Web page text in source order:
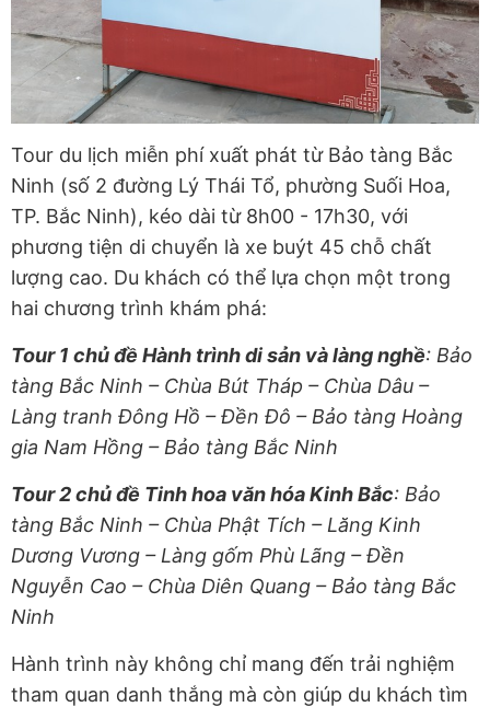
Tour du lịch miễn phí xuất phát từ Bảo tàng Bắc
Ninh (số 2 đường Lý Thái Tổ, phường Suối Hoa,
TP. Bắc Ninh), kéo dài từ 8h00 - 17h30, với
phương tiện di chuyển là xe buýt 45 chỗ chất
lượng cao. Du khách có thể lựa chọn một trong
hai chương trình khám phá:
Tour 1 chủ đề Hành trình di sản và làng nghề: Bảo
tàng Bắc Ninh – Chùa Bút Tháp – Chùa Dâu –
Làng tranh Đông Hồ – Đền Đô – Bảo tàng Hoàng
gia Nam Hồng – Bảo tàng Bắc Ninh
Tour 2 chủ đề Tinh hoa văn hóa Kinh Bắc: Bảo
tàng Bắc Ninh – Chùa Phật Tích – Lăng Kinh
Dương Vương – Làng gốm Phù Lãng – Đền
Nguyễn Cao – Chùa Diên Quang – Bảo tàng Bắc
Ninh
Hành trình này không chỉ mang đến trải nghiệm
tham quan danh thắng mà còn giúp du khách tìm